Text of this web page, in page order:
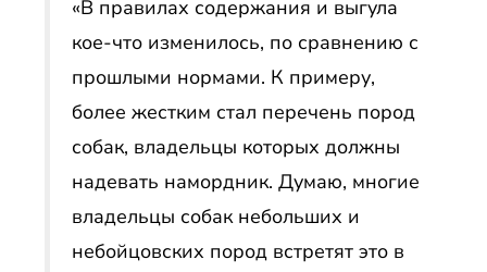
«В правилах содержания и выгула
кое-что изменилось, по сравнению с
прошлыми нормами. К примеру,
более жестким стал перечень пород
собак, владельцы которых должны
надевать намордник. Думаю, многие
владельцы собак небольших и
небойцовских пород встретят это в